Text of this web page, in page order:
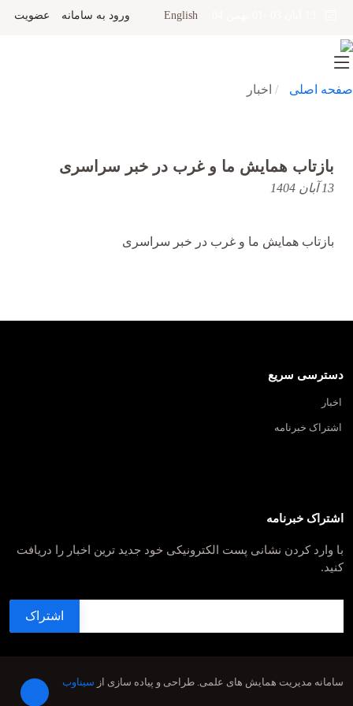
English ورود به سامانه عضویت
صفحه اصلی اخبار
بازتاب همایش ما و غرب در خبر سراسری
13 آبان 1404
بازتاب همایش ما و غرب در خبر سراسری
دسترسی سریع
اخبار
اشتراک خبرنامه
اشتراک خبرنامه
با وارد کردن نشانی پست الکترونیکی خود جدید ترین اخبار را دریافت
کنید.
سامانه مدیریت همایش های علمی. طراحی و پیاده سازی از سیناوب